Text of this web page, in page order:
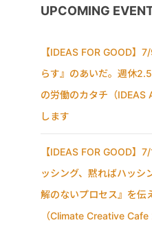
UPCOMING
【IDEAS FOR GOOD】
らす』のあいだ。週休
の労働のカタチ（IDEAS
します
【IDEAS FOR GOOD】
ッシング、黙ればハッシ
解のないプロセス』を伝
（Climate Creative